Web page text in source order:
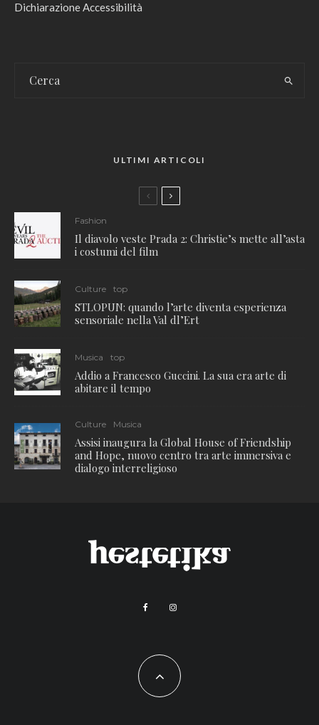
Dichiarazione Accessibilità
ULTIMI ARTICOLI
Fashion
Il diavolo veste Prada 2: Christie’s mette all’asta
i costumi del film
Culture top
STLOPUN: quando l’arte diventa esperienza
sensoriale nella Val dl’Ert
Musica top
Addio a Francesco Guccini. La sua era arte di
abitare il tempo
Culture Musica
Assisi inaugura la Global House of Friendship
and Hope, nuovo centro tra arte immersiva e
dialogo interreligioso